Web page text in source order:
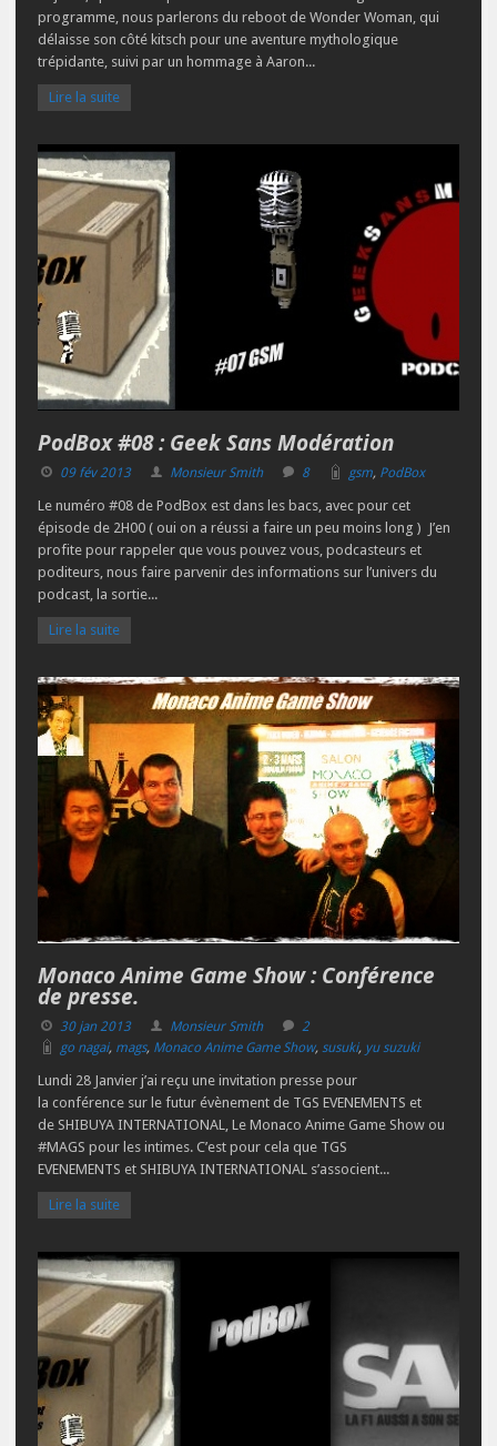
programme, nous parlerons du reboot de Wonder Woman, qui
délaisse son côté kitsch pour une aventure mythologique
trépidante, suivi par un hommage à Aaron...
Lire la suite
PodBox #08 : Geek Sans Modération
09 fév 2013 Monsieur Smith 8 gsm, PodBox
Le numéro #08 de PodBox est dans les bacs, avec pour cet
épisode de 2H00 ( oui on a réussi a faire un peu moins long ) J’en
profite pour rappeler que vous pouvez vous, podcasteurs et
poditeurs, nous faire parvenir des informations sur l’univers du
podcast, la sortie...
Lire la suite
Monaco Anime Game Show : Conférence
de presse.
30 jan 2013 Monsieur Smith
2
go nagai, mags, Monaco Anime Game Show, susuki, yu suzuki
Lundi 28 Janvier j’ai reçu une invitation presse pour
la conférence sur le futur évènement de TGS EVENEMENTS et
de SHIBUYA INTERNATIONAL, Le Monaco Anime Game Show ou
#MAGS pour les intimes. C’est pour cela que TGS
EVENEMENTS et SHIBUYA INTERNATIONAL s’associent...
Lire la suite